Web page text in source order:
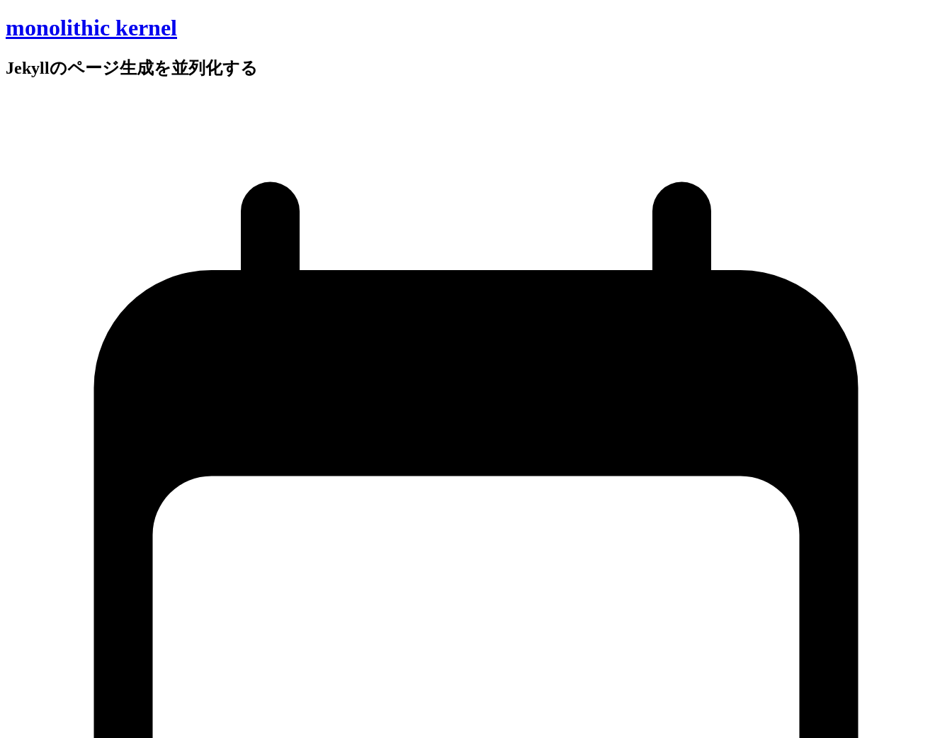
monolithic kernel
Jekyllのページ生成を並列化する